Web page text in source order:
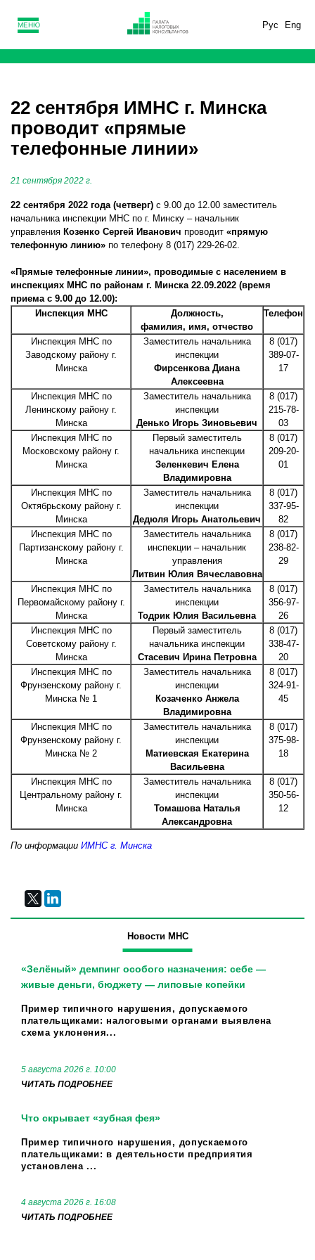
Рус Eng
МЕНЮ
22 сентября ИМНС г. Минска
проводит «прямые
телефонные линии»
21 сентября 2022 г.
22 сентября 2022 года (четверг) с 9.00 до 12.00 заместитель
начальника инспекции МНС по г. Минску – начальник
управления Козенко Сергей Иванович проводит «прямую
телефонную линию» по телефону 8 (017) 229-26-02.
«Прямые телефонные линии», проводимые с населением в
инспекциях МНС по районам г. Минска 22.09.2022 (время
приема с 9.00 до 12.00):
Инспекция МНС
Должность,
фамилия, имя, отчество
Телефон
Инспекция МНС по
Заводскому району г.
Минска
Заместитель начальника
инспекции
Фирсенкова Диана
Алексеевна
8 (017)
389-07-
17
Инспекция МНС по
Ленинскому району г.
Минска
Заместитель начальника
инспекции
Денько Игорь Зиновьевич
8 (017)
215-78-
03
Инспекция МНС по
Московскому району г.
Минска
Первый заместитель
начальника инспекции
Зеленкевич Елена
Владимировна
8 (017)
209-20-
01
Инспекция МНС по
Октябрьскому району г.
Минска
Заместитель начальника
инспекции
Дедюля Игорь Анатольевич
8 (017)
337-95-
82
Инспекция МНС по
Партизанскому району г.
Минска
Заместитель начальника
инспекции – начальник
управления
Литвин Юлия Вячеславовна
8 (017)
238-82-
29
Инспекция МНС по
Первомайскому району г.
Минска
Заместитель начальника
инспекции
Тодрик Юлия Васильевна
8 (017)
356-97-
26
Инспекция МНС по
Советскому району г.
Минска
Первый заместитель
начальника инспекции
Стасевич Ирина Петровна
8 (017)
338-47-
20
Инспекция МНС по
Фрунзенскому району г.
Минска № 1
Заместитель начальника
инспекции
Козаченко Анжела
Владимировна
8 (017)
324-91-
45
Инспекция МНС по
Фрунзенскому району г.
Минска № 2
Заместитель начальника
инспекции
Матиевская Екатерина
Васильевна
8 (017)
375-98-
18
Инспекция МНС по
Центральному району г.
Минска
Заместитель начальника
инспекции
Томашова Наталья
Александровна
8 (017)
350-56-
12
По информации ИМНС г. Минска
Новости МНС
«Зелёный» демпинг особого назначения: себе —
живые деньги, бюджету — липовые копейки
Пример типичного нарушения, допускаемого
плательщиками: налоговыми органами выявлена
схема уклонения...
5 августа 2026 г. 10:00
ЧИТАТЬ ПОДРОБНЕЕ
Что скрывает «зубная фея»
Пример типичного нарушения, допускаемого
плательщиками: в деятельности предприятия
установлена ...
4 августа 2026 г. 16:08
ЧИТАТЬ ПОДРОБНЕЕ